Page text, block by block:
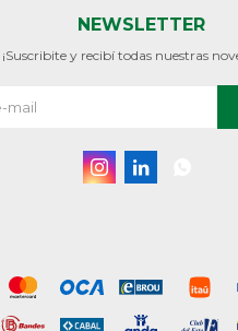
NEWSLETTER
¡Suscribite y recibí todas nuestras
 